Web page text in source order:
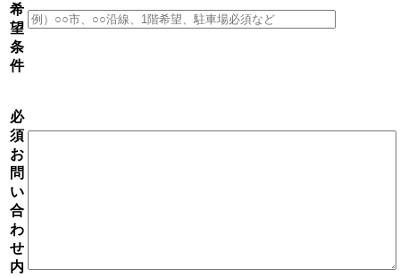
希
望
条
件
必
須
お
問
い
合
わ
せ
内